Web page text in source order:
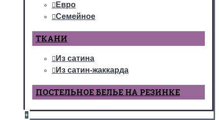
Евро
Семейное
ТКАНИ
Из сатина
Из сатин-жаккарда
ПОСТЕЛЬНОЕ БЕЛЬЕ НА РЕЗИНКЕ
+